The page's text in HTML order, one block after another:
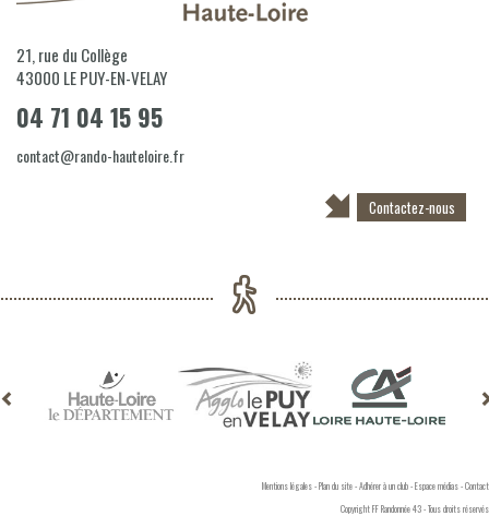
21, rue du Collège
43000 LE PUY-EN-VELAY
04 71 04 15 95
contact@rando-hauteloire.fr
Contactez-nous
Mentions légales-Plan du site-Adhérer à un club-Espace médias-Contact
Copyright FF Randonnée 43 - Tous droits réservés